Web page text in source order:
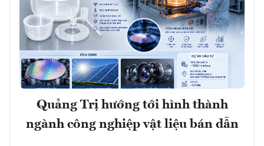
Quảng Trị hướng tới hình thành
ngành công nghiệp vật liệu bán dẫn